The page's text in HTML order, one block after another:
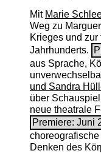
Mit Marie
Weg zu
Krieges und
Jahrhunderts.
aus Sprache,
und Sandra
über
neue theatrale
Premiere: Juni
Denken des